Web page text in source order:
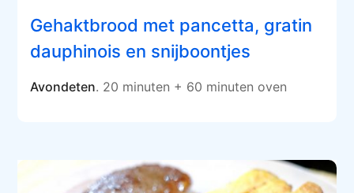
Gehaktbrood met pancetta, gratin
dauphinois en snijboontjes
Avondeten. 20 minuten + 60 minuten oven